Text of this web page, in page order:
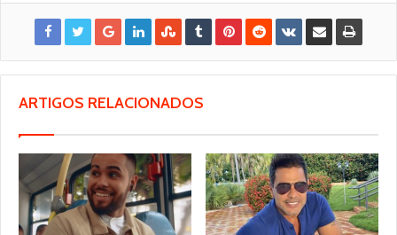
ARTIGOS RELACIONADOS